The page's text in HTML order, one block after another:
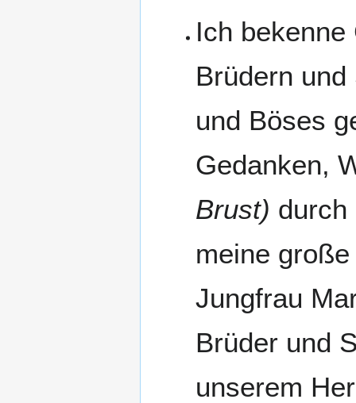
Ich
Brüdern
und Böses
Gedanken,
Brust) durch
meine
Jungfrau
Brüder und
unserem